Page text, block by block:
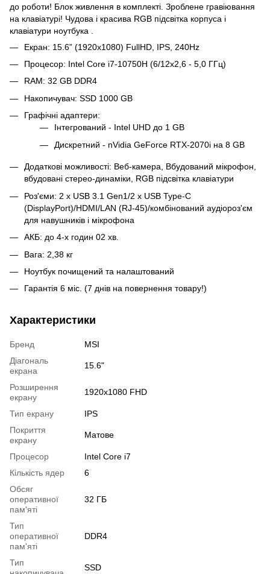
до роботи! Блок живлення в комплекті. Зроблене гравіювання
на клавіатурі! Чудова і красива RGB підсвітка корпуса і
клавіатури ноутбука .
Екран: 15.6” (1920x1080) FullHD, IPS, 240Hz
Процесор: Intel Core i7-10750H (6/12х2,6 - 5,0 ГГц)
RAM: 32 GB DDR4
Накопичувач: SSD 1000 GB
Графічні адаптери:
Інтегрований - Intel UHD до 1 GB
Дискретний - nVidia GeForce RTX-2070i на 8 GB
Додаткові можливості: Веб-камера, Вбудований мікрофон,
вбудовані стерео-динаміки, RGB підсвітка клавіатури
Роз'єми: 2 х USB 3.1 Gen1/2 х USB Type-C
(DisplayPort)/HDMI/LAN (RJ-45)/комбінований аудіороз'єм
для навушників і мікрофона
АКБ: до 4-х годин 02 хв.
Вага: 2,38 кг
Ноутбук почищений та налаштований
Гарантія 6 міс. (7 днів на повернення товару!)
Характеристики
Бренд
MSI
Діагональ
екрана
15.6"
Розширення
екрану
1920x1080 FHD
Тип екрану
IPS
Покриття
екрану
Матове
Процесор
Intel Core i7
Кількість ядер
6
Обсяг
оперативної
пам'яті
32 ГБ
Тип
оперативної
пам'яті
DDR4
Тип
SSD